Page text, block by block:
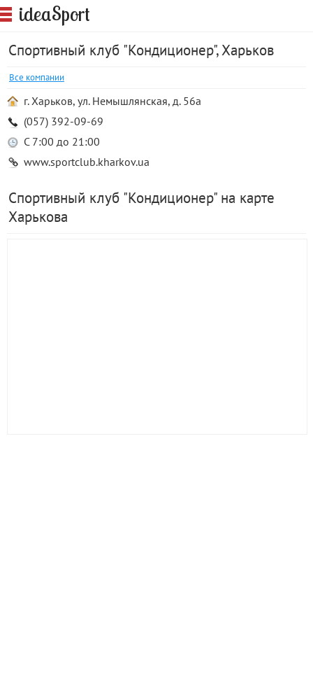
ideaSport
Спортивный клуб "Кондиционер", Харьков
Все компании
г. Харьков, ул. Немышлянская, д. 56а
(057) 392-09-69
С 7:00 до 21:00
www.sportclub.kharkov.ua
Спортивный клуб "Кондиционер" на карте
Харькова